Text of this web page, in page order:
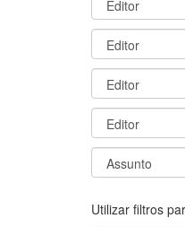
Utilizar filtros